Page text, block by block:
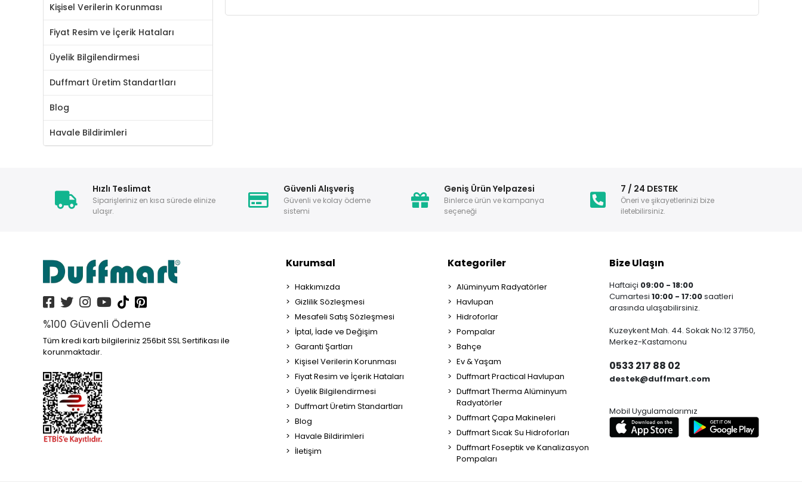
Kişisel Verilerin Korunması
Fiyat Resim ve İçerik Hataları
Üyelik Bilgilendirmesi
Duffmart Üretim Standartları
Blog
Havale Bildirimleri
Hızlı Teslimat
Siparişleriniz en kısa sürede elinize
ulaşır.
Güvenli Alışveriş
Güvenli ve kolay ödeme
sistemi
Geniş Ürün Yelpazesi
Binlerce ürün ve kampanya
seçeneği
7 / 24 DESTEK
Öneri ve şikayetlerinizi bize
iletebilirsiniz.
%100 Güvenli Ödeme
Tüm kredi kartı bilgileriniz 256bit SSL Sertifikası ile
korunmaktadır.
Kurumsal
Hakkımızda
Gizlilik Sözleşmesi
Mesafeli Satış Sözleşmesi
İptal, İade ve Değişim
Garanti Şartları
Kişisel Verilerin Korunması
Fiyat Resim ve İçerik Hataları
Üyelik Bilgilendirmesi
Duffmart Üretim Standartları
Blog
Havale Bildirimleri
İletişim
Kategoriler
Alüminyum Radyatörler
Havlupan
Hidroforlar
Pompalar
Bahçe
Ev & Yaşam
Duffmart Practical Havlupan
Duffmart Therma Alüminyum
Radyatörler
Duffmart Çapa Makineleri
Duffmart Sıcak Su Hidroforları
Duffmart Foseptik ve Kanalizasyon
Pompaları
Bize Ulaşın
Haftaiçi 09:00 - 18:00
Cumartesi 10:00 - 17:00saatleri
arasında ulaşabilirsiniz.
Kuzeykent Mah. 44. Sokak No:12 37150,
Merkez-Kastamonu
0533 217 88 02
destek@duffmart.com
Mobil Uygulamalarımız